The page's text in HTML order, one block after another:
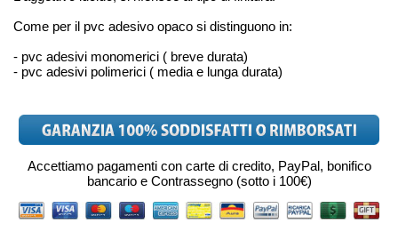
Come per il pvc adesivo opaco si distinguono in:
- pvc adesivi monomerici ( breve durata)
- pvc adesivi polimerici ( media e lunga durata)
Accettiamo pagamenti con carte di credito, PayPal, bonifico
bancario e Contrassegno (sotto i 100€)